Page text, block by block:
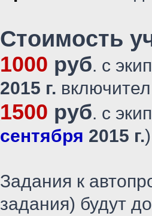
Стоимость
1000 руб. с
2015 г.
1500 руб. с
сентября 2015 г.)
Задания к
задания) будут